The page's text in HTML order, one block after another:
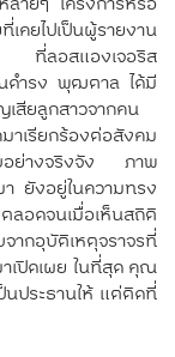
คยไปเป็นผู้รายงาน
ลอสแองเจอริส
ดำรง พุฒตาล ได้มี
สียลูกสาวจากคน
เรียกร้องต่อสังคม
บอย่างจริงจัง ภาพ
ยังอยู่ในความทรง
ดจนเมื่อเห็นสถิติ
กอุบัติเหตุจราจรที่
เปิดเผย ในที่สุด คุณ
ประธานให้ แต่ติดที่